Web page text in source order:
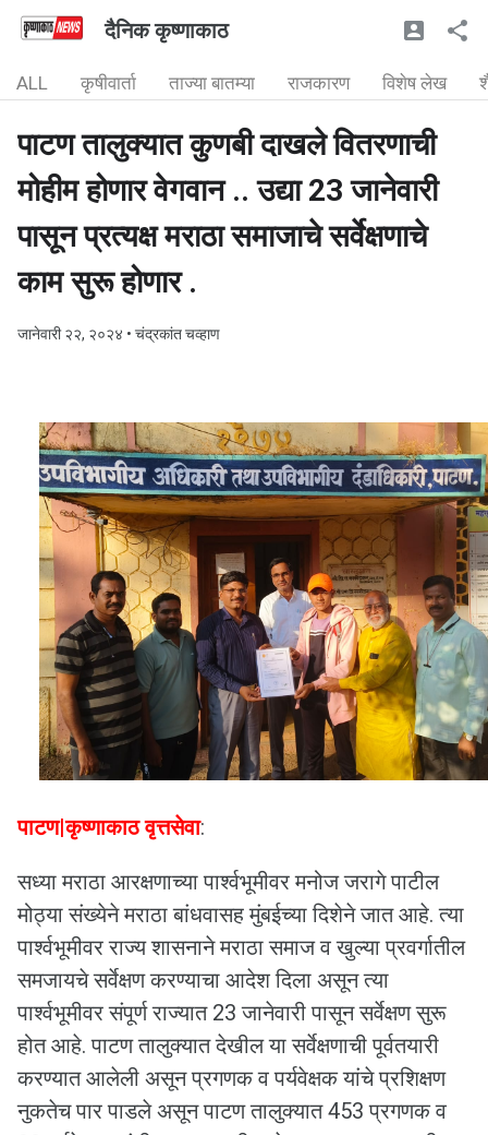
दैनिक कृष्णाकाठ
ALL कृषीवार्ता ताज्या बातम्या राजकारण विशेष लेख
पाटण तालुक्यात कुणबी दाखले वितरणाची
मोहीम होणार वेगवान .. उद्या 23 जानेवारी
पासून प्रत्यक्ष मराठा समाजाचे सर्वेक्षणाचे
काम सुरू होणार .
जानेवारी २२, २०२४ • चंद्रकांत चव्हाण
पाटण|कृष्णाकाठ वृत्तसेवा:
सध्या मराठा आरक्षणाच्या पार्श्वभूमीवर मनोज जरागे पाटील
मोठ्या संख्येने मराठा बांधवासह मुंबईच्या दिशेने जात आहे. त्या
पार्श्वभूमीवर राज्य शासनाने मराठा समाज व खुल्या प्रवर्गातील
समजायचे सर्वेक्षण करण्याचा आदेश दिला असून त्या
पार्श्वभूमीवर संपूर्ण राज्यात 23 जानेवारी पासून सर्वेक्षण सुरू
होत आहे. पाटण तालुक्यात देखील या सर्वेक्षणाची पूर्वतयारी
करण्यात आलेली असून प्रगणक व पर्यवेक्षक यांचे प्रशिक्षण
नुकतेच पार पाडले असून पाटण तालुक्यात 453 प्रगणक व